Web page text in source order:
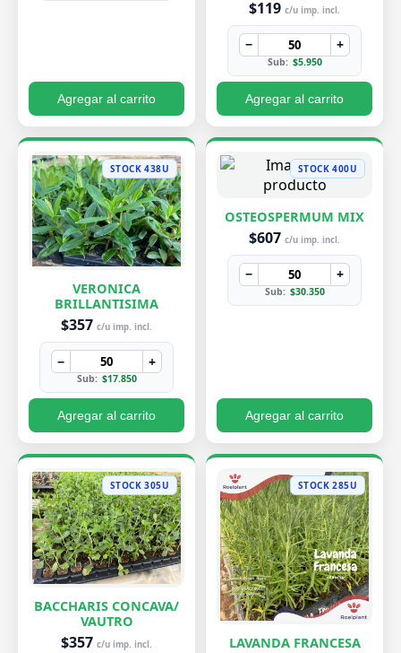
Agregar al carrito
$119 c/u imp. incl.
− +
Sub: $5.950
Agregar al carrito
STOCK 438U
VERONICA
BRILLANTISIMA
$357 c/u imp. incl.
− +
Sub: $17.850
Agregar al carrito
STOCK 400U
OSTEOSPERMUM MIX
$607 c/u imp. incl.
− +
Sub: $30.350
Agregar al carrito
STOCK 305U
BACCHARIS CONCAVA/
VAUTRO
$357 c/u imp. incl.
STOCK 285U
LAVANDA FRANCESA